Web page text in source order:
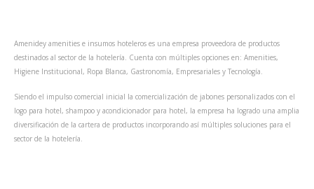
Amenidey amenities e insumos hoteleros es una empresa proveedora de productos
destinados al sector de la hotelería. Cuenta con múltiples opciones en: Amenities,
Higiene Institucional, Ropa Blanca, Gastronomía, Empresariales y Tecnología.
Siendo el impulso comercial inicial la comercialización de jabones personalizados con el
logo para hotel, shampoo y acondicionador para hotel, la empresa ha logrado una amplia
diversificación de la cartera de productos incorporando así múltiples soluciones para el
sector de la hotelería.